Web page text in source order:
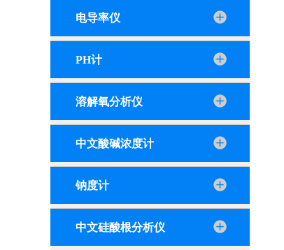
电导率仪
PH计
溶解氧分析仪
中文酸碱浓度计
钠度计
中文硅酸根分析仪